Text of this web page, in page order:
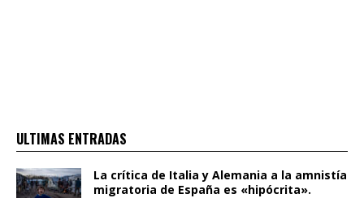
ULTIMAS ENTRADAS
La crítica de Italia y Alemania a la amnistía
migratoria de España es «hipócrita».